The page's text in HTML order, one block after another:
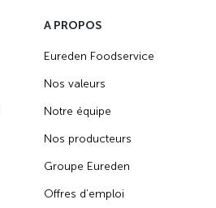
A PROPOS
Eureden Foodservice
Nos valeurs
Notre équipe
Nos producteurs
Groupe Eureden
Offres d’emploi